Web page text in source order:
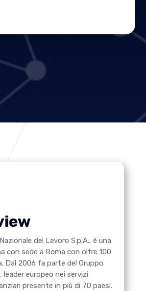
del Lavoro S.p.A., è una
con sede a Roma con oltre 100
Dal 2006 fa parte del Gruppo
leader europeo nei servizi
presente in più di 70 paesi.